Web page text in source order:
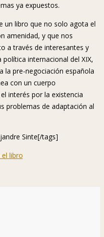
ya expuestos.
un libro que no solo agota el
amenidad, y que nos
a través de interesantes y
internacional del XIX,
la pre-negociación española
con un cuerpo
interés por la existencia
problemas de adaptación al
Sinte[/tags]